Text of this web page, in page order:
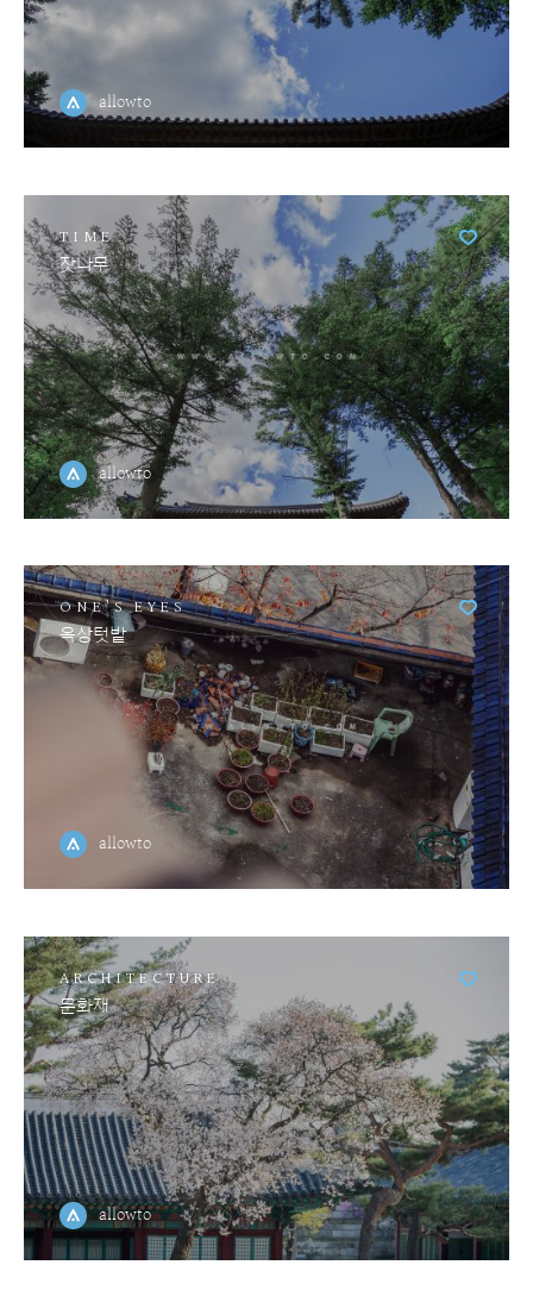
allowto
TIME
잣나무
allowto
ONE'S EYES
옥상텃밭
allowto
ARCHITECTURE
문화재
allowto